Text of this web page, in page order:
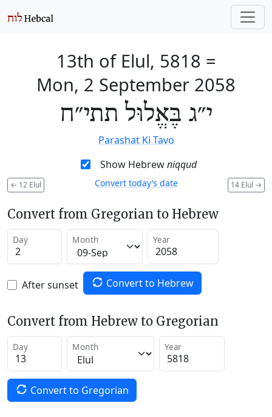
13th of Elul, 5818 =
Mon, 2 September 2058
י״ג בֶּאֱלוּל תתי״ח
Parashat Ki Tavo
Show Hebrewniqqud
← 12 Elul 14 Elul →
Convert today’s date
Convert from Gregorian to Hebrew
Day Month Year
After sunset Convert to Hebrew
Convert from Hebrew to Gregorian
Day Month Year
Convert to Gregorian